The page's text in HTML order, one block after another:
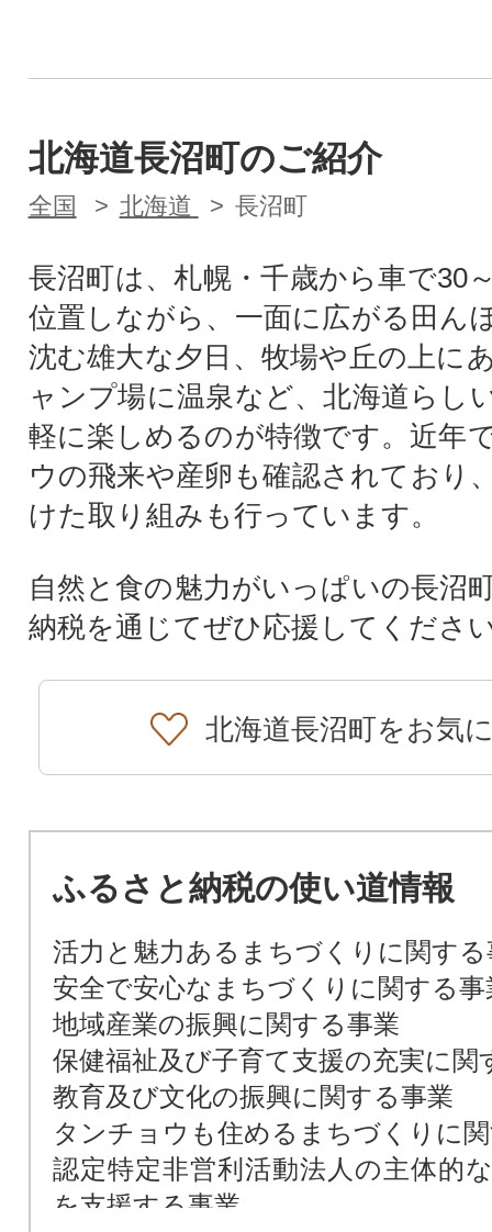
北海道長沼町のご紹介
全国 北海道 長沼町
長沼町は、札幌・千歳から車で30
位置しながら、一面に広がる田ん
沈む雄大な夕日、牧場や丘の上に
ャンプ場に温泉など、北海道らし
軽に楽しめるのが特徴です。近年
ウの飛来や産卵も確認されており
けた取り組みも行っています。
自然と食の魅力がいっぱいの長沼
納税を通じてぜひ応援してくださ
北海道長沼町をお気
ふるさと納税の使い道情報
活力と魅力あるまちづくりに関する
安全で安心なまちづくりに関する事
地域産業の振興に関する事業
保健福祉及び子育て支援の充実に関
教育及び文化の振興に関する事業
タンチョウも住めるまちづくりに
認定特定非営利活動法人の主体的
を支援する事業